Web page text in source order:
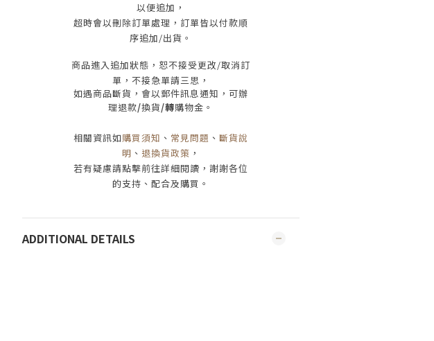
以便追加，
超時會以刪除訂單處理，訂單皆以付款順
序追加/出貨 。
商品進入追加狀態，恕不接受更改/取消訂
單， 不接急單請三思 ，
如遇商品斷貨，會以郵件訊息通知，可辦
理退款/換貨/轉購物金。
相關資訊如購買須知 、 常見問題 、 斷貨說
明 、 退換貨政策 ，
若有疑慮請點擊前往詳細閱讀，謝謝各位
的支持、配合及購買 。
ADDITIONAL DETAILS